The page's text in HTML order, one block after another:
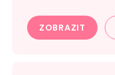
ZOBRAZIT